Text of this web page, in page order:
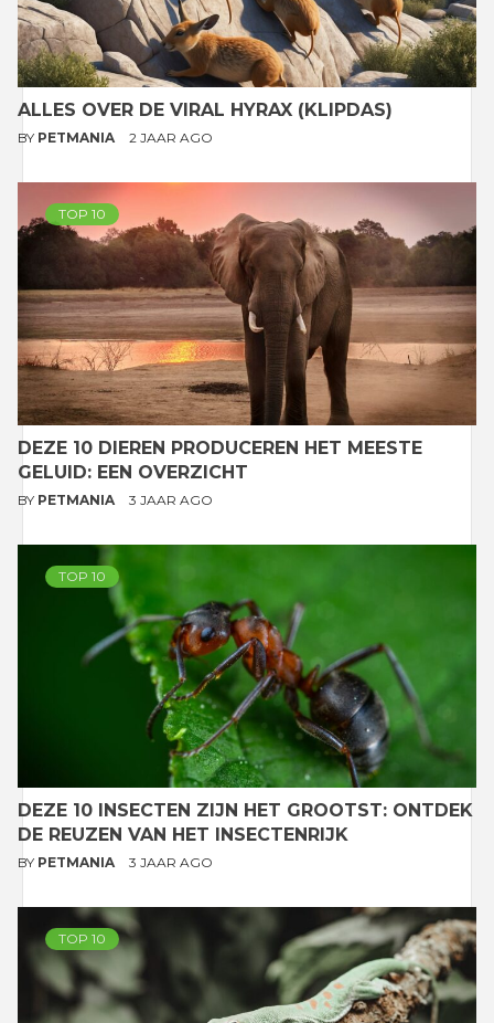
ALLES OVER DE VIRAL HYRAX (KLIPDAS)
BY PETMANIA 2 JAAR AGO
TOP 10
DEZE 10 DIEREN PRODUCEREN HET MEESTE
GELUID: EEN OVERZICHT
BY PETMANIA 3 JAAR AGO
TOP 10
DEZE 10 INSECTEN ZIJN HET GROOTST: ONTDEK
DE REUZEN VAN HET INSECTENRIJK
BY PETMANIA 3 JAAR AGO
TOP 10